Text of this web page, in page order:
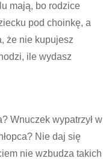
mają, bo rodzice
pod choinkę, a
że nie kupujesz
ile wydasz
Wnuczek wypatrzył w
Nie daj się
nie wzbudza takich